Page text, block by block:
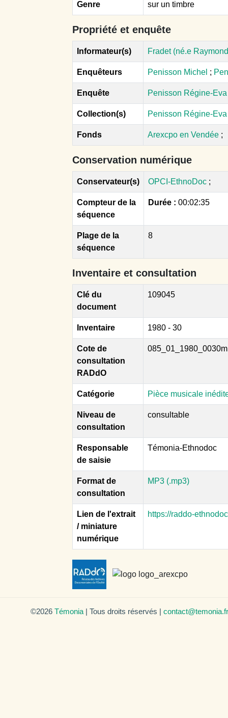
Genre sur un timbre
Propriété et enquête
Informateur(s) Fradet (né.e
Enquêteurs Penisson Michel ;
Enquête Penisson Régine-
Collection(s) Penisson Régine-
Fonds Arexcpo en Vendée ;
Conservation numérique
Conservateur(s) OPCI-EthnoDoc ;
Compteur de la
séquence
Durée : 00:02:35
Plage de la
séquence
8
Inventaire et consultation
Clé du
document
109045
Inventaire 1980 - 30
Cote de
consultation
RADdO
Catégorie Pièce musicale
Niveau de
consultation
consultable
Responsable
de saisie
Témonia-Ethnodoc
Format de
consultation
MP3 (.mp3)
Lien de l'extrait
/ miniature
numérique
https://raddo-
©2026 Témonia | Tous droits réservés | contact@temonia.fr